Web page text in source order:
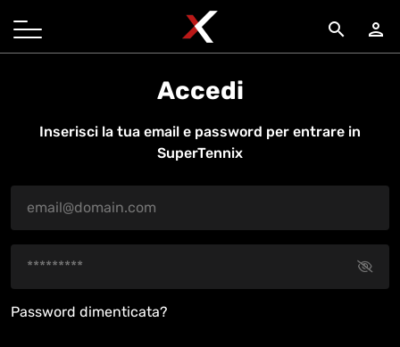
search person
Accedi
Inserisci la tua email e password per entrare in
SuperTennix
Password dimenticata?